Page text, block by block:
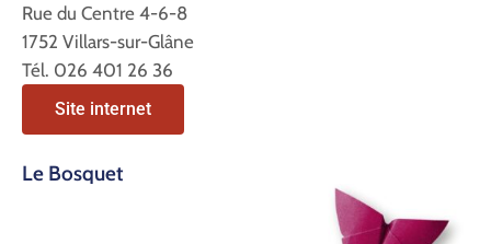
Rue du Centre 4-6-8
1752 Villars-sur-Glâne
Tél. 026 401 26 36
Site internet
Le Bosquet